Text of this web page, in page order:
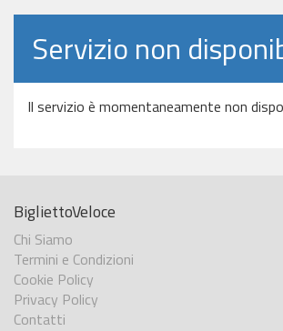
Servizio non
Il servizio è momentaneamente non
BigliettoVeloce
Chi Siamo
Termini e Condizioni
Cookie Policy
Privacy Policy
Contatti